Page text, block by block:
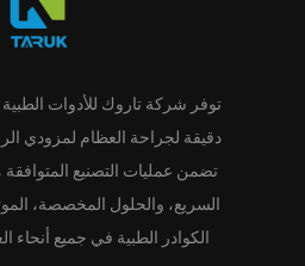
توفر شركة تاروك للأدوات
دقيقة لجراحة العظام لمزودي
السريع، والحلول المخصصة،
الكوادر الطبية في جميع